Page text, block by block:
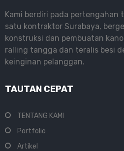
Kami berdiri pada pertengahan
satu kontraktor Surabaya,
konstruksi dan pembuatan
ralling tangga dan teralis besi
keinginan pelanggan.
TAUTAN CEPAT
TENTANG KAMI
Portfolio
Artikel